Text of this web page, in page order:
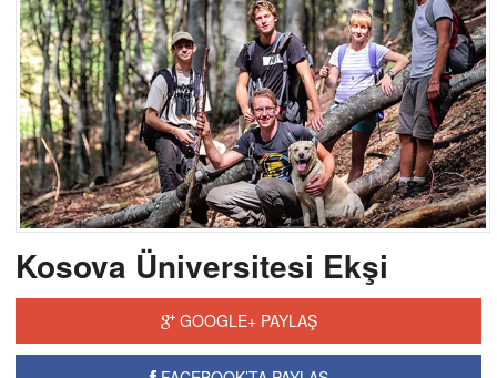
Kosova Üniversitesi Ekşi
GOOGLE+ PAYLAŞ